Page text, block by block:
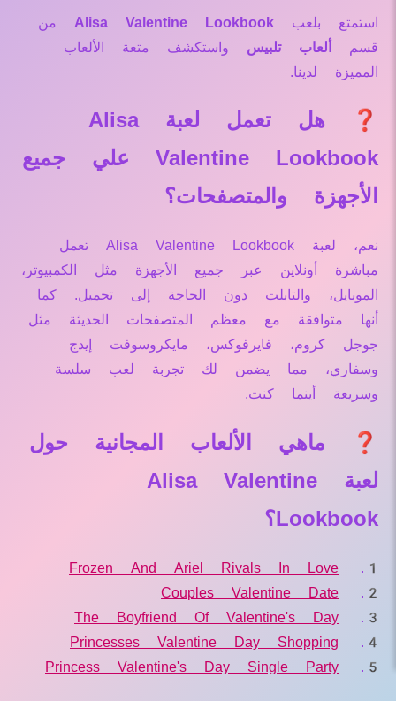
استمتع بلعب Alisa Valentine Lookbook من
قسم
ألعاب تلبيس واستكشف متعة الألعاب
المميزة لدينا.
❓ هل تعمل لعبة Alisa
Valentine Lookbook علي جميع
الأجهزة والمتصفحات؟
نعم، لعبة Alisa Valentine Lookbook تعمل
مباشرة أونلاين عبر جميع الأجهزة مثل الكمبيوتر،
الموبايل، والتابلت دون الحاجة إلى تحميل. كما
أنها متوافقة مع معظم المتصفحات الحديثة مثل
جوجل كروم، فايرفوكس، مايكروسوفت إيدج
وسفاري، مما يضمن لك تجربة لعب سلسة
وسريعة أينما كنت.
❓ ماهي الألعاب المجانية حول
لعبة Alisa Valentine
Lookbook؟
Frozen And Ariel Rivals In Love
Couples Valentine Date
The Boyfriend Of Valentine's Day
Princesses Valentine Day Shopping
Princess Valentine's Day Single Party